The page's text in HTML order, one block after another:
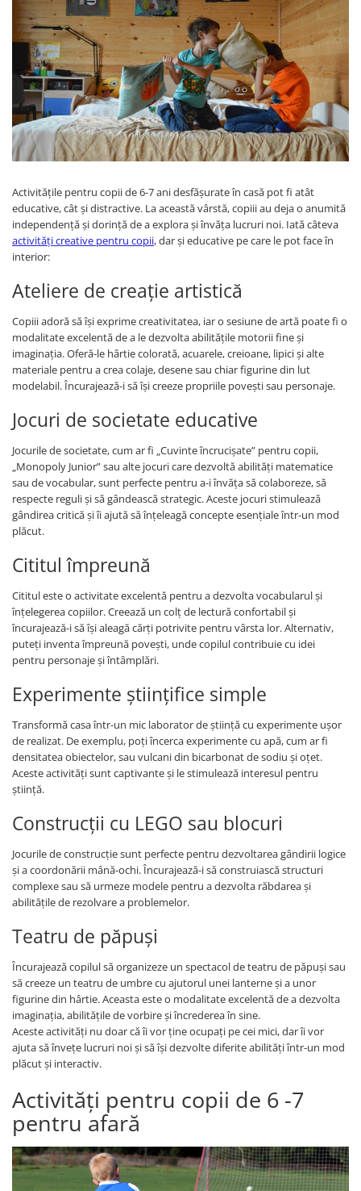
Activitățile pentru copii de 6-7 ani desfășurate în casă pot fi atât
educative, cât și distractive. La această vârstă, copiii au deja o anumită
independență și dorință de a explora și învăța lucruri noi. Iată câteva
activități creative pentru copii, dar și educative pe care le pot face în
interior:
Ateliere de creație artistică
Copiii adoră să își exprime creativitatea, iar o sesiune de artă poate fi o
modalitate excelentă de a le dezvolta abilitățile motorii fine și
imaginația. Oferă-le hârtie colorată, acuarele, creioane, lipici și alte
materiale pentru a crea colaje, desene sau chiar figurine din lut
modelabil. Încurajează-i să își creeze propriile povești sau personaje.
Jocuri de societate educative
Jocurile de societate, cum ar fi „Cuvinte încrucișate” pentru copii,
„Monopoly Junior” sau alte jocuri care dezvoltă abilități matematice
sau de vocabular, sunt perfecte pentru a-i învăța să colaboreze, să
respecte reguli și să gândească strategic. Aceste jocuri stimulează
gândirea critică și îi ajută să înțeleagă concepte esențiale într-un mod
plăcut.
Cititul împreună
Cititul este o activitate excelentă pentru a dezvolta vocabularul și
înțelegerea copiilor. Creează un colț de lectură confortabil și
încurajează-i să își aleagă cărți potrivite pentru vârsta lor. Alternativ,
puteți inventa împreună povești, unde copilul contribuie cu idei
pentru personaje și întâmplări.
Experimente științifice simple
Transformă casa într-un mic laborator de știință cu experimente ușor
de realizat. De exemplu, poți încerca experimente cu apă, cum ar fi
densitatea obiectelor, sau vulcani din bicarbonat de sodiu și oțet.
Aceste activități sunt captivante și le stimulează interesul pentru
știință.
Construcții cu LEGO sau blocuri
Jocurile de construcție sunt perfecte pentru dezvoltarea gândirii logice
și a coordonării mână-ochi. Încurajează-i să construiască structuri
complexe sau să urmeze modele pentru a dezvolta răbdarea și
abilitățile de rezolvare a problemelor.
Teatru de păpuși
Încurajează copilul să organizeze un spectacol de teatru de păpuși sau
să creeze un teatru de umbre cu ajutorul unei lanterne și a unor
figurine din hârtie. Aceasta este o modalitate excelentă de a dezvolta
imaginația, abilitățile de vorbire și încrederea în sine.
Aceste activități nu doar că îi vor ține ocupați pe cei mici, dar îi vor
ajuta să învețe lucruri noi și să își dezvolte diferite abilități într-un mod
plăcut și interactiv.
Activități pentru copii de 6 -7
pentru afară